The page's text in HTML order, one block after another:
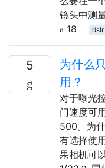
镜头中测
18
dslr
5
为什么
用？
对于曝光
门速度可
500。为
有选择使
果相机可